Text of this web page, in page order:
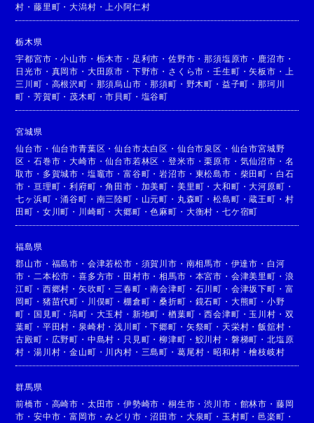
村 ・藤里町 ・大潟村 ・ 上小阿仁村
栃木県
宇都宮市 ・小山市 ・ 栃木市 ・ 足利市 ・佐野市 ・那須塩原市 ・ 鹿沼市 ・
日光市 ・ 真岡市 ・ 大田原市 ・ 下野市 ・ さくら市 ・壬生町 ・矢板市 ・
上
三川町 ・ 高根沢町 ・ 那須烏山市 ・那須町 ・ 野木町 ・ 益子町 ・那珂川
町 ・芳賀町 ・ 茂木町 ・市貝町 ・ 塩谷町
宮城県
仙台市 ・ 仙台市青葉区 ・仙台市太白区 ・ 仙台市泉区 ・ 仙台市宮城野
区 ・石巻市 ・大崎市 ・仙台市若林区 ・登米市 ・栗原市 ・ 気仙沼市 ・ 名
取市 ・ 多賀城市 ・ 塩竈市 ・富谷町 ・岩沼市 ・ 東松島市 ・ 柴田町 ・ 白石
市 ・ 亘理町 ・利府町 ・角田市 ・ 加美町 ・ 美里町 ・大和町 ・大河原町 ・
七ヶ浜町 ・涌谷町 ・ 南三陸町 ・ 山元町 ・ 丸森町 ・松島町 ・蔵王町 ・ 村
田町 ・ 女川町 ・ 川崎町 ・大郷町 ・色麻町 ・ 大衡村 ・ 七ケ宿町
福島県
郡山市 ・ 福島市 ・ 会津若松市 ・ 須賀川市 ・ 南相馬市 ・ 伊達市 ・ 白河
市 ・ 二本松市 ・喜多方市 ・ 田村市 ・相馬市 ・ 本宮市 ・ 会津美里町 ・ 浪
江町 ・ 西郷村 ・矢吹町 ・ 三春町 ・南会津町 ・ 石川町 ・ 会津坂下町 ・ 富
岡町 ・ 猪苗代町 ・ 川俣町 ・棚倉町 ・桑折町 ・ 鏡石町 ・ 大熊町 ・ 小野
町 ・ 国見町 ・塙町 ・ 大玉村 ・ 新地町 ・楢葉町 ・西会津町 ・ 玉川村 ・ 双
葉町 ・ 平田村 ・ 泉崎村 ・浅川町 ・下郷町 ・ 矢祭町 ・ 天栄村 ・飯舘村 ・
古殿町 ・ 広野町 ・ 中島村 ・ 只見町 ・柳津町 ・ 鮫川村 ・ 磐梯町 ・ 北塩原
村 ・湯川村 ・金山町 ・ 川内村 ・ 三島町 ・ 葛尾村 ・昭和村 ・檜枝岐村
群馬県
前橋市 ・ 高崎市 ・ 太田市 ・伊勢崎市 ・桐生市 ・渋川市 ・ 館林市 ・ 藤岡
市 ・安中市 ・富岡市 ・みどり市 ・沼田市 ・ 大泉町 ・ 玉村町 ・邑楽町 ・